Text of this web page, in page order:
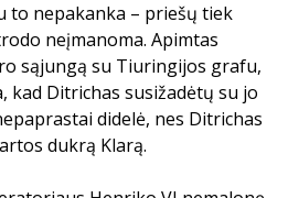
to nepakanka – priešų tiek
neįmanoma. Apimtas
sąjungą su Tiuringijos grafu,
kad Ditrichas susižadėtų su jo
didelė, nes Ditrichas
dukrą Klarą.